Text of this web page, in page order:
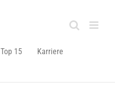
Top 15
Karriere